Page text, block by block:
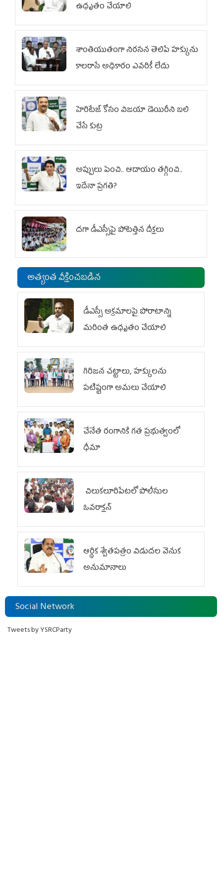
ఉధృతం చేయాలి
శాంతియుతంగా నిరసన తెలిపే హక్కును
కాలరాసే అధికారం ఎవరికీ లేదు
హెరిటేజ్ కోసం విజయా డెయిరీని బలి
చేసే కుట్ర‌
అప్పులు పెంచి.. ఆదాయం తగ్గించి..
ఇదేనా ప్రగతి?
దగా డీఎస్సీపై పోటెత్తిన దీక్షలు
అత్యంత వీక్షించబడిన
డీఎస్సీ అక్రమాలపై పోరాటాన్ని
మరింత ఉధృతం చేయాలి
గిరిజన చట్టాలు, హక్కులను
పటిష్టంగా అమలు చేయాలి
చేనేత రంగానికి గత ప్రభుత్వంలో
ధీమా
చిలుక‌లూరిపేట‌లో పోలీసుల
ఓవ‌రాక్ష‌న్‌
ఆర్థిక శ్వేతపత్రం విడుదల వెనుక
అనుమానాలు
Social Network
Tweets by YSRCParty